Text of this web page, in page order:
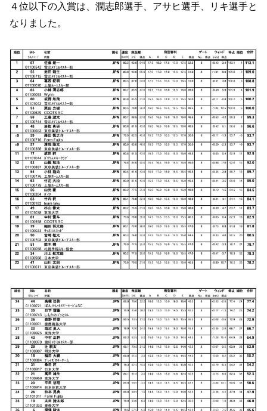
４位以下の入賞は、潤志郎選手、アサヒ選手、リキ選手と
なりました。